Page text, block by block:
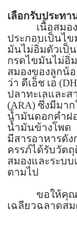
เลือกรับประทา
เนื้อสมอ
ประกอบเป็นไ
มันไม่อิ่มตัวเป็
กรดไขมันไม่อิ่
สมองของลูกน้
ว่า ดีเอ็ช เอ (
ปลาทะเลและส
(ARA) ซึ่งมีมา
น้ำมันดอกคำฝ
น้ำมันข้างโพด
มีสารอาหารดัง
ครรภ์ได้รับวัต
สมองและระบ
ตามไป
ขอให้คุ
เฉลียวฉลาดส